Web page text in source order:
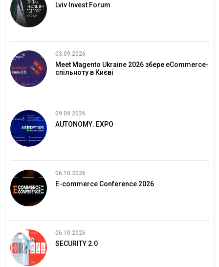
Lviv Invest Forum
03.09.2026
Meet Magento Ukraine 2026 збере eCommerce-
спільноту в Києві
09.09.2026
AUTONOMY: EXPO
06.10.2026
E-commerce Conference 2026
06.10.2026
SECURITY 2.0